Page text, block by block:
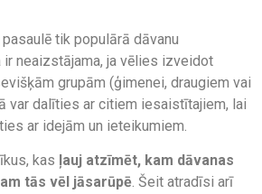
tik populārā dāvanu
neaizstājama, ja vēlies izveidot
grupām (ģimenei, draugiem vai
var dalīties ar citiem iesaistītajiem, lai
ar idejām un ieteikumiem.
kas ļauj atzīmēt, kam dāvanas
tās vēl jāsarūpē. Šeit atradīsi arī